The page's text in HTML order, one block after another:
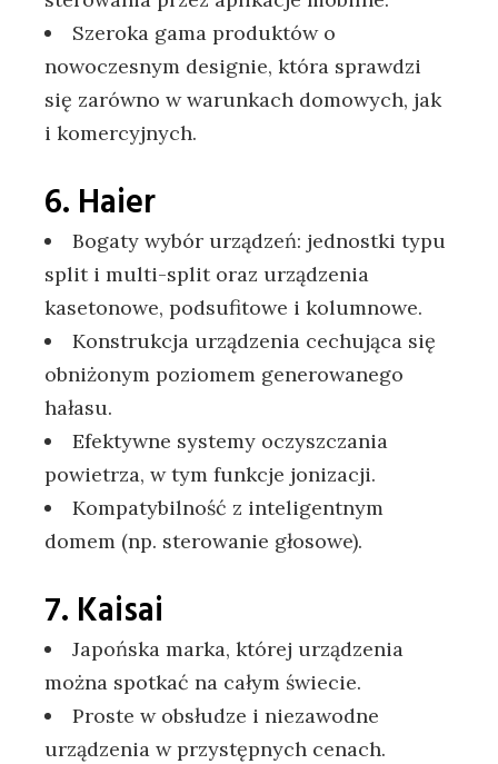
Szeroka gama produktów o
nowoczesnym designie, która sprawdzi
się zarówno w warunkach domowych, jak
i komercyjnych.
6. Haier
Bogaty wybór urządzeń: jednostki typu
split i multi-split oraz urządzenia
kasetonowe, podsufitowe i kolumnowe.
Konstrukcja urządzenia cechująca się
obniżonym poziomem generowanego
hałasu.
Efektywne systemy oczyszczania
powietrza, w tym funkcje jonizacji.
Kompatybilność z inteligentnym
domem (np. sterowanie głosowe).
7. Kaisai
Japońska marka, której urządzenia
można spotkać na całym świecie.
Proste w obsłudze i niezawodne
urządzenia w przystępnych cenach.